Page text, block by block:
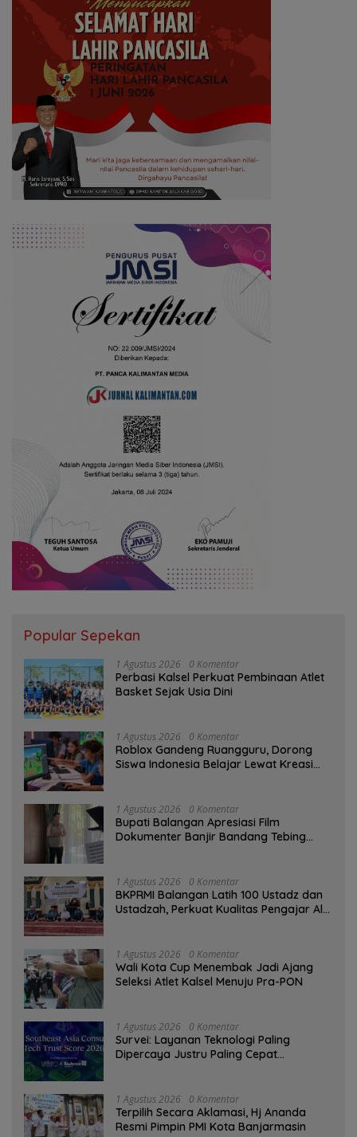
Popular Sepekan
1 Agustus 2026 0 Komentar
Perbasi Kalsel Perkuat Pembinaan Atlet
Basket Sejak Usia Dini
1 Agustus 2026 0 Komentar
Roblox Gandeng Ruangguru, Dorong
Siswa Indonesia Belajar Lewat Kreasi
1 Agustus 2026 0 Komentar
Bupati Balangan Apresiasi Film
Dokumenter Banjir Bandang Tebing
1 Agustus 2026 0 Komentar
BKPRMI Balangan Latih 100 Ustadz dan
Ustadzah, Perkuat Kualitas Pengajar Al-
1 Agustus 2026 0 Komentar
Wali Kota Cup Menembak Jadi Ajang
Seleksi Atlet Kalsel Menuju Pra-PON
1 Agustus 2026 0 Komentar
Survei: Layanan Teknologi Paling
Dipercaya Justru Paling Cepat
1 Agustus 2026 0 Komentar
‎Terpilih Secara Aklamasi, Hj Ananda
Resmi Pimpin PMI Kota Banjarmasin